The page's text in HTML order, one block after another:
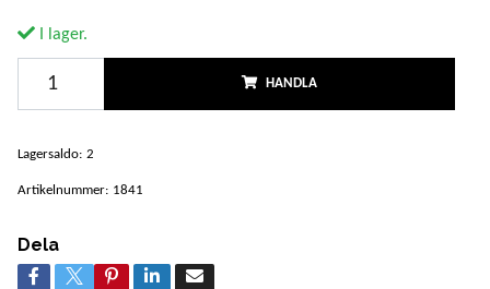
I lager.
HANDLA
Lagersaldo: 2
Artikelnummer: 1841
Dela